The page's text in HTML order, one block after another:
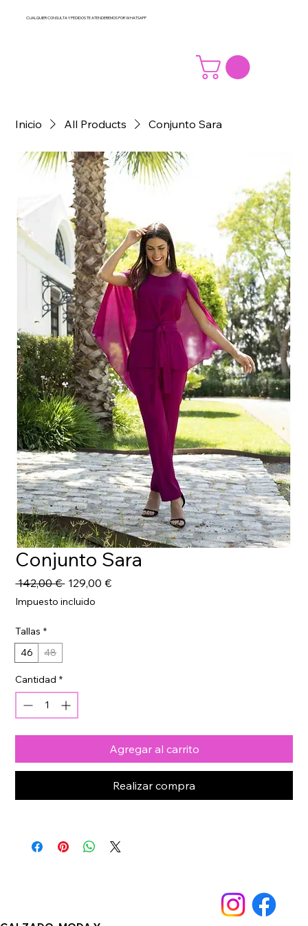
CUALQUIER CONSULTA Y PEDIDOS TE ATENDEREMOS POR WHATSAPP
Inicio All Products Conjunto Sara
Conjunto Sara
142,00 € Precio
129,00 €Precio
Impuesto incluido
Tallas *
46
48
Cantidad *
Agregar al carrito
Realizar compra